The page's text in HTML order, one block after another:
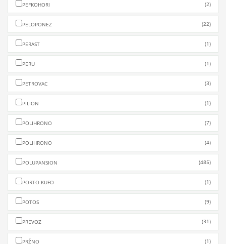
PEFKOHORI (2)
PELOPONEZ (22)
PERAST (1)
PERU (1)
PETROVAC (3)
PILION (1)
POLIHRONO (7)
POLIHRONO (4)
POLUPANSION (485)
PORTO KUFO (1)
POTOS (9)
PREVOZ (31)
PRŽNO (1)